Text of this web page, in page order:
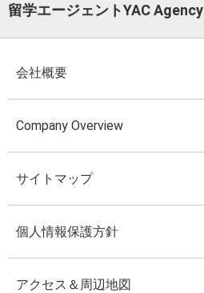
留学エージェントYAC Agency
会社概要
Company Overview
サイトマップ
個人情報保護方針
アクセス＆周辺地図